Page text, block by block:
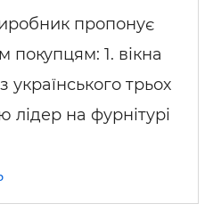
пропонує
покупцям: 1. вікна
українського трьох
лідер на фурнітурі